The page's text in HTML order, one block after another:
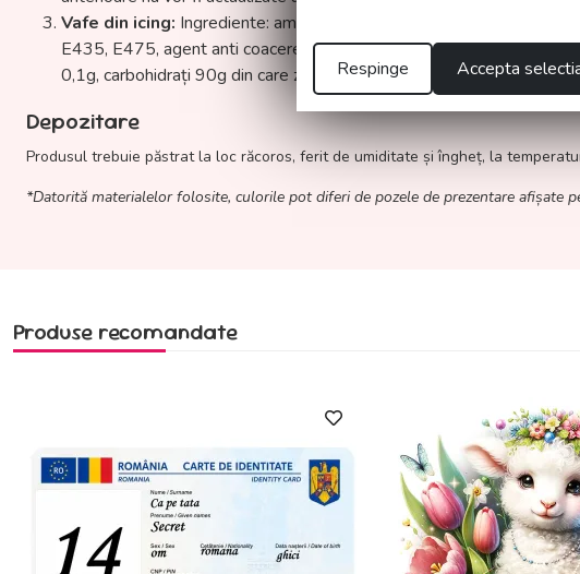
Vafe din icing: Ingrediente: amidon, maltodextrină, zahăr,
E435, E475, agent anti coacere E341, aromă, regulator de
0,1g, carbohidrați 90g din care zahăr 18g, proteine 0,1g, sare 0,19g.
Depozitare
Produsul trebuie păstrat la loc răcoros, ferit de umiditate și îngheț, la
*Datorită materialelor folosite, culorile pot diferi de pozele de prezentare afișate
Produse recomandate
Respinge Accepta